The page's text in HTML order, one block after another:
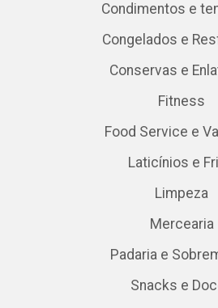
Condimentos e
Congelados e
Conservas e
Fitness
Food Service e
Laticínios e
Limpeza
Mercearia
Padaria e
Snacks e